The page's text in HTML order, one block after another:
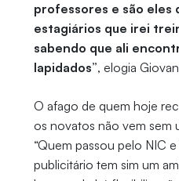
professores e são eles
estagiários que irei
sabendo que ali
lapidados”, elogia
O afago de quem hoje
os novatos não vem sem
“Quem passou pelo NIC
publicitário tem sim um